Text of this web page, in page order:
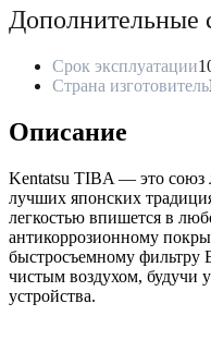
Дополнительные
Срок эксплуатации
Страна изготовитель
Описание
Kentatsu TIBA — это союз
лучших японских
легкостью впишется в
антикоррозионному
быстросъемному фильтру
чистым воздухом, будучи
устройства.